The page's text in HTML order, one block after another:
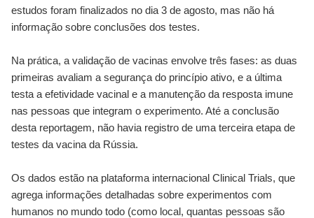
estudos foram finalizados no dia 3 de agosto, mas não há
informação sobre conclusões dos testes.
Na prática, a validação de vacinas envolve três fases: as duas
primeiras avaliam a segurança do princípio ativo, e a última
testa a efetividade vacinal e a manutenção da resposta imune
nas pessoas que integram o experimento. Até a conclusão
desta reportagem, não havia registro de uma terceira etapa de
testes da vacina da Rússia.
Os dados estão na plataforma internacional Clinical Trials, que
agrega informações detalhadas sobre experimentos com
humanos no mundo todo (como local, quantas pessoas são